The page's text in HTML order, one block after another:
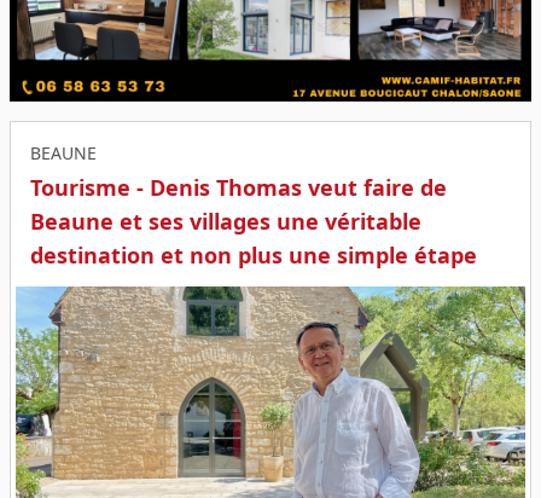
BEAUNE
Tourisme - Denis Thomas veut faire de
Beaune et ses villages une véritable
destination et non plus une simple étape